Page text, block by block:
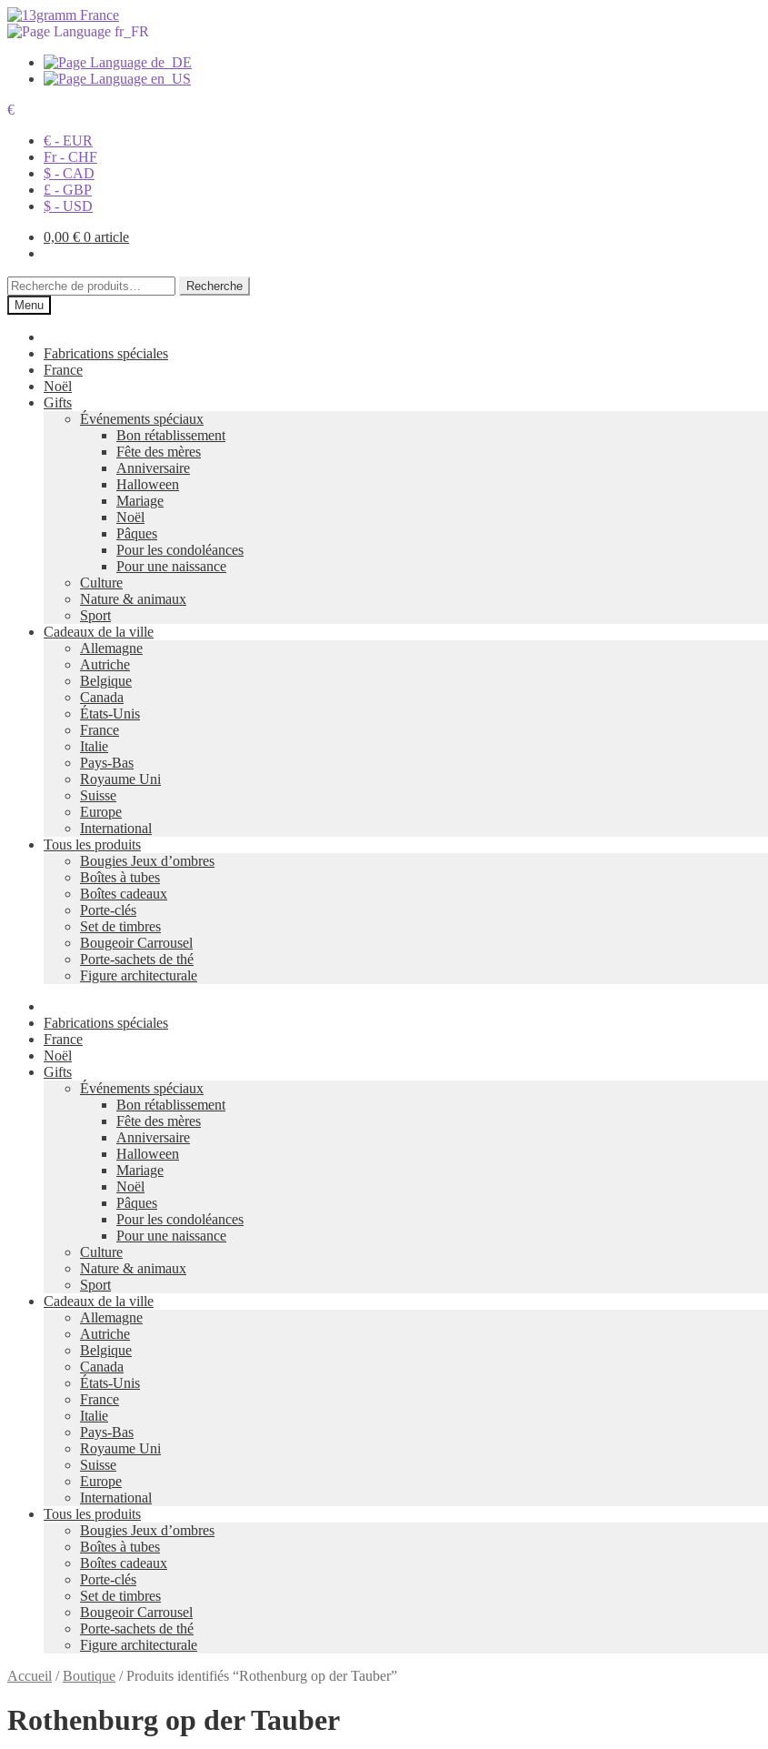
€
€ - EUR
Fr - CHF
$ - CAD
£ - GBP
$ - USD
0,00 € 0 article
Recherche
pour :
Recherche
Menu
Fabrications spéciales
France
Noël
Gifts
Événements spéciaux
Bon rétablissement
Fête des mères
Anniversaire
Halloween
Mariage
Noël
Pâques
Pour les condoléances
Pour une naissance
Culture
Nature & animaux
Sport
Cadeaux de la ville
Allemagne
Autriche
Belgique
Canada
États-Unis
France
Italie
Pays-Bas
Royaume Uni
Suisse
Europe
International
Tous les produits
Bougies Jeux d’ombres
Boîtes à tubes
Boîtes cadeaux
Porte-clés
Set de timbres
Bougeoir Carrousel
Porte-sachets de thé
Figure architecturale
Fabrications spéciales
France
Noël
Gifts
Événements spéciaux
Bon rétablissement
Fête des mères
Anniversaire
Halloween
Mariage
Noël
Pâques
Pour les condoléances
Pour une naissance
Culture
Nature & animaux
Sport
Cadeaux de la ville
Allemagne
Autriche
Belgique
Canada
États-Unis
France
Italie
Pays-Bas
Royaume Uni
Suisse
Europe
International
Tous les produits
Bougies Jeux d’ombres
Boîtes à tubes
Boîtes cadeaux
Porte-clés
Set de timbres
Bougeoir Carrousel
Porte-sachets de thé
Figure architecturale
Accueil /Boutique /Produits identifiés “Rothenburg op der Tauber”
Rothenburg op der Tauber